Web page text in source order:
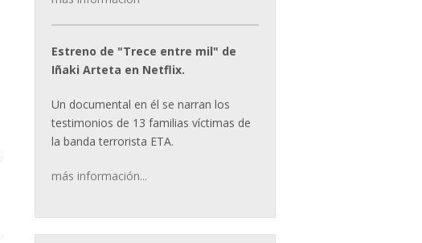
Estreno de "Trece entre mil" de
Iñaki Arteta en Netflix.
Un documental en él se narran los
testimonios de 13 familias víctimas de
la banda terrorista ETA.
más información...